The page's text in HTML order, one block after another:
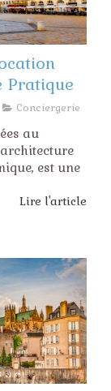
Pratique
Conciergerie
au
est une
Lire l'article